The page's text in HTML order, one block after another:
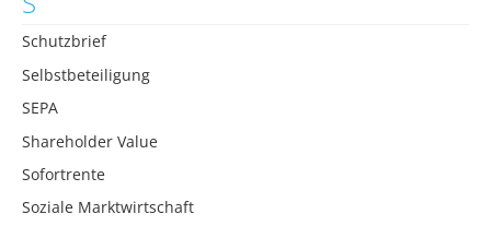
Schutzbrief
Selbstbeteiligung
SEPA
Shareholder Value
Sofortrente
Soziale Marktwirtschaft